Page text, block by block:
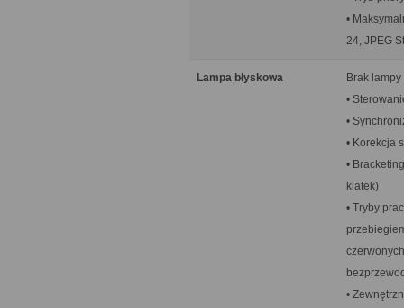
•
24, JPEG
Lampa błyskowa
Brak
•
•
• Korekcja
•
klatek)
• Tryby
•